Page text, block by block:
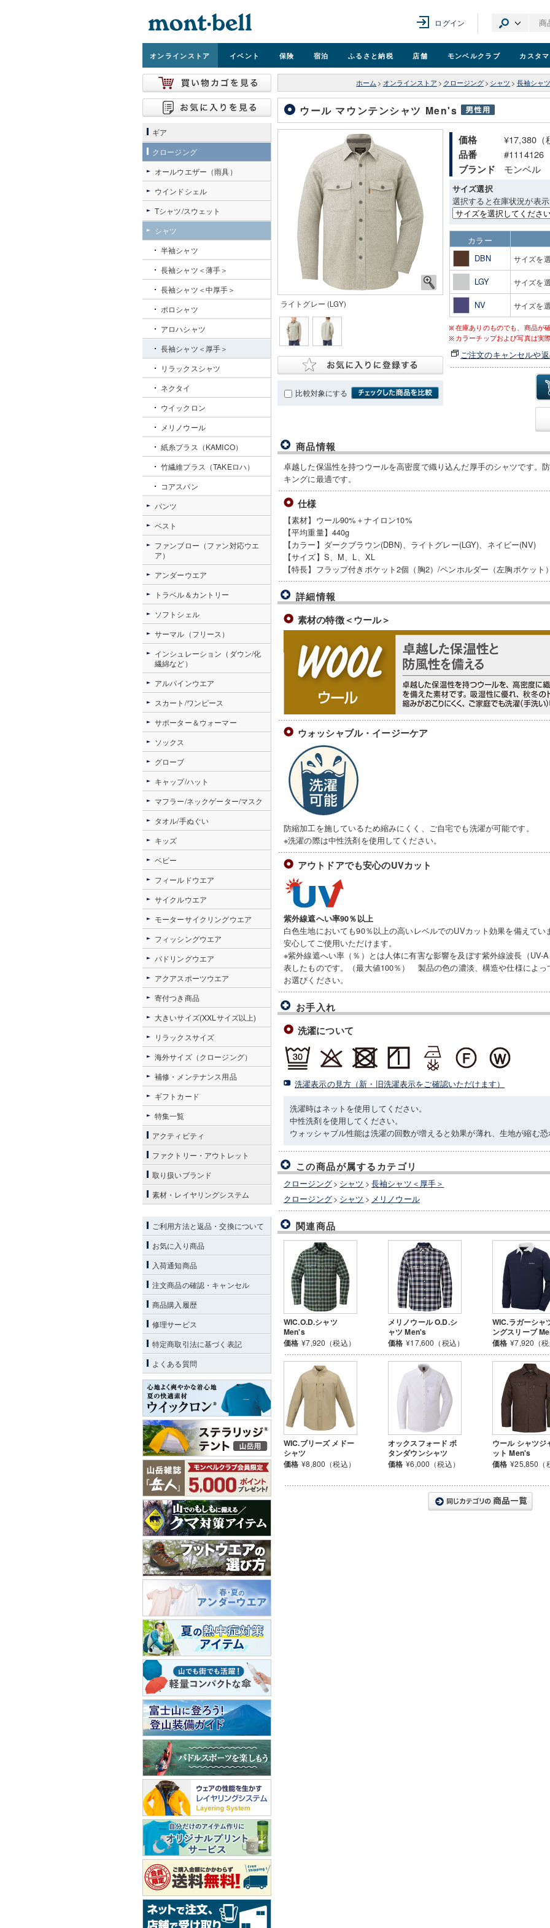
ログイン
オンラインストア イベント 保険 宿泊 ふるさと納税 店舗 モンベルクラブ カスタ
ホーム > オンラインストア > クロージング > シャツ > 長袖シャ
ウール マウンテンシャツ Men's
ライトグレー (LGY)
比較対象にする
価格 ¥17,380（
品番 #1114126
ブランド モンベル
サイズ選択
選択すると在庫状況が表
カラー
DBN
サイズを
LGY サイズを
NV サイズを
在庫ありのものでも、商品が
カラーチップおよび写真は実
ご注文のキャンセルや
商品情報
卓越した保温性を持つウールを高密度で織り込んだ厚手のシャツです。
キングに最適です。
仕様
【素材】ウール90%＋ナイロン10%
【平均重量】440g
【カラー】ダークブラウン(DBN)、ライトグレー(LGY)、ネイビー(NV)
【サイズ】S、M、L、XL
【特長】フラップ付きポケット2個（胸2）/ペンホルダー（左胸ポケット
詳細情報
素材の特徴＜ウール＞
ウォッシャブル・イージーケア
防縮加工を施しているため縮みにくく、ご自宅でも洗濯が可能です。
※洗濯の際は中性洗剤を使用してください。
アウトドアでも安心のUVカット
紫外線遮へい率90％以上
白色生地においても90％以上の高いレベルでのUVカット効果を備えて
安心してご使用いただけます。
※紫外線遮へい率（％）とは人体に有害な影響を及ぼす紫外線波長（UV-
表したものです。（最大値100％） 製品の色の濃淡、構造や仕様によ
お選びください。
お手入れ
洗濯について
洗濯表示の見方（新・旧洗濯表示をご確認いただけます）
洗濯時はネットを使用してください。
中性洗剤を使用してください。
ウォッシャブル性能は洗濯の回数が増えると効果が薄れ、生地が縮む
この商品が属するカテゴリ
クロージング> シャツ > 長袖シャツ＜厚手＞
クロージング> シャツ > メリノウール
関連商品
WIC.O.D.シャツ
Men's
価格 ¥7,920（税込）
メリノウール O.D.シ
ャツ Men's
価格 ¥17,600（税込）
WIC.ラガーシャ
ングスリーブ
価格 ¥7,920（
WIC.ブリーズ メドー
シャツ
価格 ¥8,800（税込）
オックスフォード ボ
タンダウンシャツ
価格 ¥6,000（税込）
ウール シャツジ
ット Men's
価格 ¥25,850（
ギア
クロージング
オールウエザー（雨具）
ウインドシェル
Tシャツ/スウェット
シャツ
半袖シャツ
長袖シャツ＜薄手＞
長袖シャツ＜中厚手＞
ポロシャツ
アロハシャツ
長袖シャツ＜厚手＞
リラックスシャツ
ネクタイ
ウイックロン
メリノウール
紙糸プラス（KAMICO）
竹繊維プラス（TAKEロハ）
コアスパン
パンツ
ベスト
ファンブロー（ファン対応ウエ
ア）
アンダーウエア
トラベル＆カントリー
ソフトシェル
サーマル（フリース）
インシュレーション（ダウン/化
繊綿など）
アルパインウエア
スカート/ワンピース
サポーター＆ウォーマー
ソックス
グローブ
キャップ/ハット
マフラー/ネックゲーター/マスク
タオル/手ぬぐい
キッズ
ベビー
フィールドウエア
サイクルウエア
モーターサイクリングウエア
フィッシングウエア
パドリングウエア
アクアスポーツウエア
寄付つき商品
大きいサイズ(XXLサイズ以上)
リラックスサイズ
海外サイズ（クロージング）
補修・メンテナンス用品
ギフトカード
特集一覧
アクティビティ
ファクトリー・アウトレット
取り扱いブランド
素材・レイヤリングシステム
ご利用方法と返品・交換について
お気に入り商品
入荷通知商品
注文商品の確認・キャンセル
商品購入履歴
修理サービス
特定商取引法に基づく表記
よくある質問